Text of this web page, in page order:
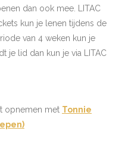
dan ook mee. LITAC
kun je lenen tijdens de
van 4 weken kun je
je lid dan kun je via LITAC
opnemen met Tonnie